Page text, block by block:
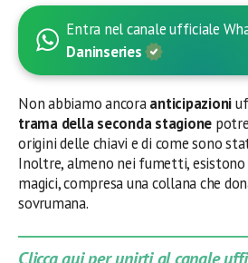
Entra nel canale ufficiale
Daninseries
Non abbiamo ancoraanticipazioni
trama della seconda stagione
origini delle chiavi e di come sono
Inoltre, almeno nei fumetti,
magici, compresa una collana che
sovrumana.
Clicca qui per unirti al canale